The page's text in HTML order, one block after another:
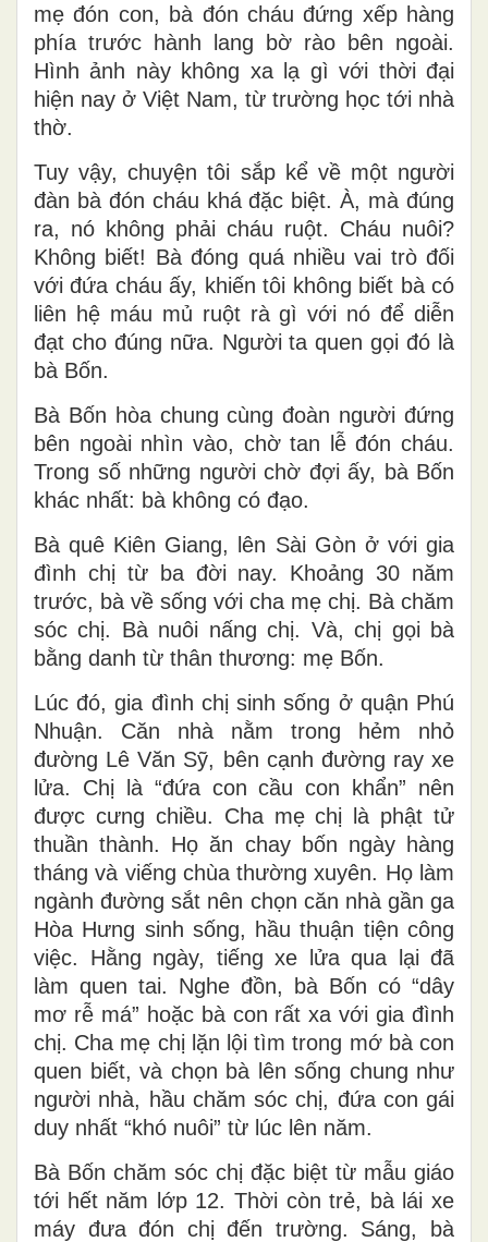
mẹ đón con, bà đón cháu đứng xếp hàng
phía trước hành lang bờ rào bên ngoài.
Hình ảnh này không xa lạ gì với thời đại
hiện nay ở Việt Nam, từ trường học tới nhà
thờ.
Tuy vậy, chuyện tôi sắp kể về một người
đàn bà đón cháu khá đặc biệt. À, mà đúng
ra, nó không phải cháu ruột. Cháu nuôi?
Không biết! Bà đóng quá nhiều vai trò đối
với đứa cháu ấy, khiến tôi không biết bà có
liên hệ máu mủ ruột rà gì với nó để diễn
đạt cho đúng nữa. Người ta quen gọi đó là
bà Bốn.
Bà Bốn hòa chung cùng đoàn người đứng
bên ngoài nhìn vào, chờ tan lễ đón cháu.
Trong số những người chờ đợi ấy, bà Bốn
khác nhất: bà không có đạo.
Bà quê Kiên Giang, lên Sài Gòn ở với gia
đình chị từ ba đời nay. Khoảng 30 năm
trước, bà về sống với cha mẹ chị. Bà chăm
sóc chị. Bà nuôi nấng chị. Và, chị gọi bà
bằng danh từ thân thương: mẹ Bốn.
Lúc đó, gia đình chị sinh sống ở quận Phú
Nhuận. Căn nhà nằm trong hẻm nhỏ
đường Lê Văn Sỹ, bên cạnh đường ray xe
lửa. Chị là “đứa con cầu con khẩn” nên
được cưng chiều. Cha mẹ chị là phật tử
thuần thành. Họ ăn chay bốn ngày hàng
tháng và viếng chùa thường xuyên. Họ làm
ngành đường sắt nên chọn căn nhà gần ga
Hòa Hưng sinh sống, hầu thuận tiện công
việc. Hằng ngày, tiếng xe lửa qua lại đã
làm quen tai. Nghe đồn, bà Bốn có “dây
mơ rễ má” hoặc bà con rất xa với gia đình
chị. Cha mẹ chị lặn lội tìm trong mớ bà con
quen biết, và chọn bà lên sống chung như
người nhà, hầu chăm sóc chị, đứa con gái
duy nhất “khó nuôi” từ lúc lên năm.
Bà Bốn chăm sóc chị đặc biệt từ mẫu giáo
tới hết năm lớp 12. Thời còn trẻ, bà lái xe
máy đưa đón chị đến trường. Sáng, bà